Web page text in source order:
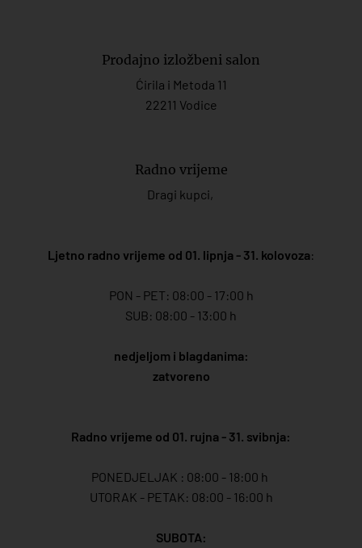
Prodajno izložbeni salon
Ćirila i Metoda 11
22211 Vodice
Radno vrijeme
Dragi kupci,
Ljetno radno vrijeme od 01. lipnja - 31. kolovoza:
PON - PET: 08:00 - 17:00 h
SUB: 08:00 - 13:00 h
nedjeljom i blagdanima:
zatvoreno
Radno vrijeme od 01. rujna - 31. svibnja:
PONEDJELJAK : 08:00 - 18:00 h
UTORAK - PETAK: 08:00 - 16:00 h
SUBOTA: